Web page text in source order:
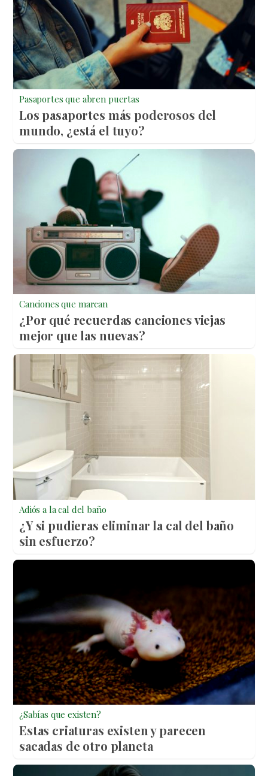
Pasaportes que abren puertas
Los pasaportes más poderosos del
mundo, ¿está el tuyo?
Canciones que marcan
¿Por qué recuerdas canciones viejas
mejor que las nuevas?
Adiós a la cal del baño
¿Y si pudieras eliminar la cal del baño
sin esfuerzo?
¿Sabías que existen?
Estas criaturas existen y parecen
sacadas de otro planeta